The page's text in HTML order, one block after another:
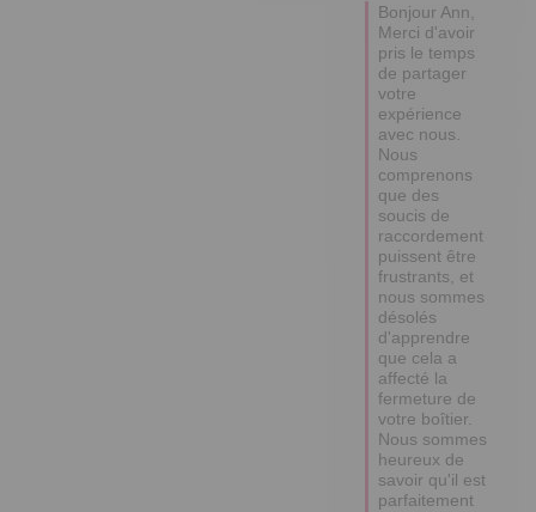
Bonjour Ann,
Merci d'avoir
pris le temps
de partager
votre
expérience
avec nous.
Nous
comprenons
que des
soucis de
raccordement
puissent être
frustrants, et
nous sommes
désolés
d'apprendre
que cela a
affecté la
fermeture de
votre boîtier.
Nous sommes
heureux de
savoir qu'il est
parfaitement